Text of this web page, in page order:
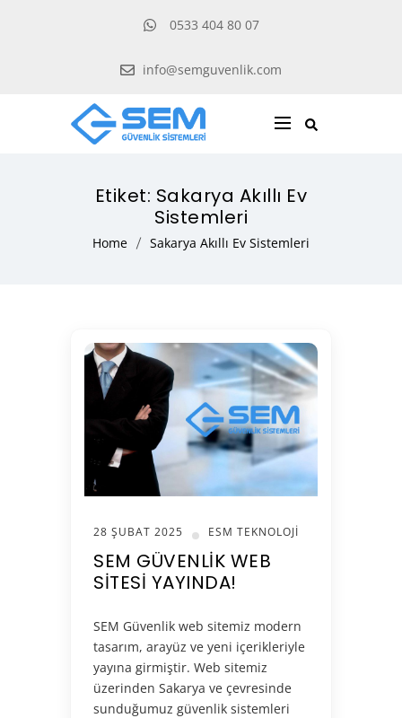
0533 404 80 07
info@semguvenlik.com
Etiket: Sakarya Akıllı Ev
Sistemleri
Home Sakarya Akıllı Ev Sistemleri
28 ŞUBAT 2025 ESM TEKNOLOJI
SEM GÜVENLIK WEB
SITESI YAYINDA!
SEM Güvenlik web sitemiz modern
tasarım, arayüz ve yeni içerikleriyle
yayına girmiştir. Web sitemiz
üzerinden Sakarya ve çevresinde
sunduğumuz güvenlik sistemleri